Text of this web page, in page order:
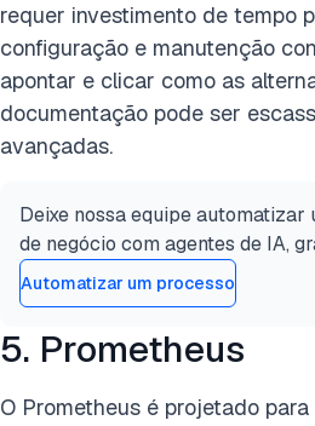
requer investimento de tempo
configuração e manutenção
apontar e clicar como as
documentação pode ser
avançadas.
Deixe nossa equipe automatizar
de negócio com agentes de IA,
Automatizar um processo
5. Prometheus
O Prometheus é projetado